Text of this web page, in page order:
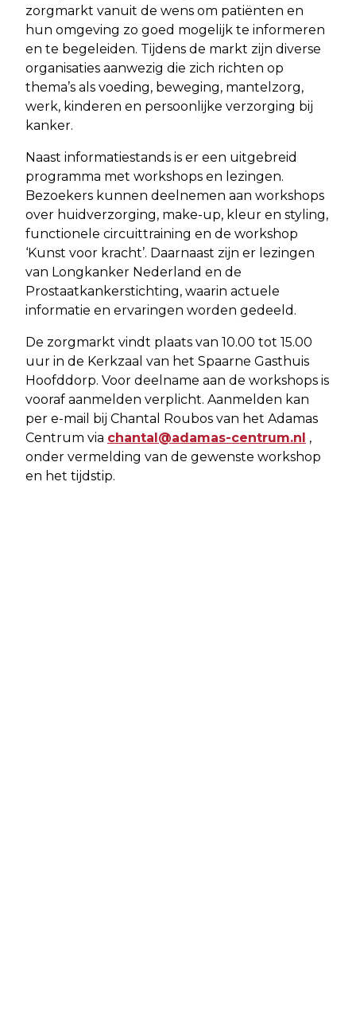
zorgmarkt vanuit de wens om patiënten en
hun omgeving zo goed mogelijk te informeren
en te begeleiden. Tijdens de markt zijn diverse
organisaties aanwezig die zich richten op
thema’s als voeding, beweging, mantelzorg,
werk, kinderen en persoonlijke verzorging bij
kanker.
Naast informatiestands is er een uitgebreid
programma met workshops en lezingen.
Bezoekers kunnen deelnemen aan workshops
over huidverzorging, make-up, kleur en styling,
functionele circuittraining en de workshop
‘Kunst voor kracht’. Daarnaast zijn er lezingen
van Longkanker Nederland en de
Prostaatkankerstichting, waarin actuele
informatie en ervaringen worden gedeeld.
De zorgmarkt vindt plaats van 10.00 tot 15.00
uur in de Kerkzaal van het Spaarne Gasthuis
Hoofddorp. Voor deelname aan de workshops is
vooraf aanmelden verplicht. Aanmelden kan
per e-mail bij Chantal Roubos van het Adamas
Centrum via chantal@adamas-centrum.nl ,
onder vermelding van de gewenste workshop
en het tijdstip.